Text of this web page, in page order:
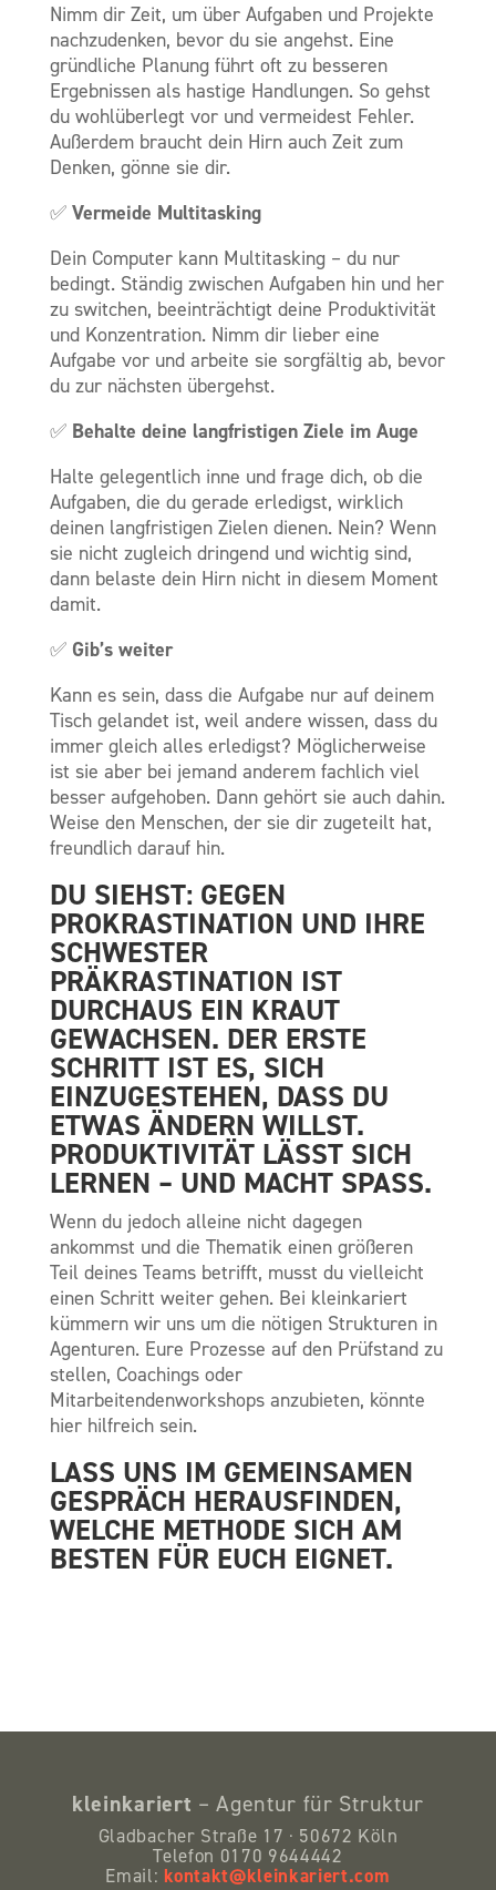
Nimm dir Zeit, um über Aufgaben und Projekte
nachzudenken, bevor du sie angehst. Eine
gründliche Planung führt oft zu besseren
Ergebnissen als hastige Handlungen. So gehst
du wohlüberlegt vor und vermeidest Fehler.
Außerdem braucht dein Hirn auch Zeit zum
Denken, gönne sie dir.
✅ Vermeide Multitasking
Dein Computer kann Multitasking – du nur
bedingt. Ständig zwischen Aufgaben hin und her
zu switchen, beeinträchtigt deine Produktivität
und Konzentration. Nimm dir lieber eine
Aufgabe vor und arbeite sie sorgfältig ab, bevor
du zur nächsten übergehst.
✅ Behalte deine langfristigen Ziele im Auge
Halte gelegentlich inne und frage dich, ob die
Aufgaben, die du gerade erledigst, wirklich
deinen langfristigen Zielen dienen. Nein? Wenn
sie nicht zugleich dringend und wichtig sind,
dann belaste dein Hirn nicht in diesem Moment
damit.
✅ Gib’s weiter
Kann es sein, dass die Aufgabe nur auf deinem
Tisch gelandet ist, weil andere wissen, dass du
immer gleich alles erledigst? Möglicherweise
ist sie aber bei jemand anderem fachlich viel
besser aufgehoben. Dann gehört sie auch dahin.
Weise den Menschen, der sie dir zugeteilt hat,
freundlich darauf hin.
DU SIEHST: GEGEN
PROKRASTINATION UND IHRE
SCHWESTER
PRÄKRASTINATION IST
DURCHAUS EIN KRAUT
GEWACHSEN. DER ERSTE
SCHRITT IST ES, SICH
EINZUGESTEHEN, DASS DU
ETWAS ÄNDERN WILLST.
PRODUKTIVITÄT LÄSST SICH
LERNEN – UND MACHT SPASS.
Wenn du jedoch alleine nicht dagegen
ankommst und die Thematik einen größeren
Teil deines Teams betrifft, musst du vielleicht
einen Schritt weiter gehen. Bei kleinkariert
kümmern wir uns um die nötigen Strukturen in
Agenturen. Eure Prozesse auf den Prüfstand zu
stellen, Coachings oder
Mitarbeitendenworkshops anzubieten, könnte
hier hilfreich sein.
LASS UNS IM GEMEINSAMEN
GESPRÄCH HERAUSFINDEN,
WELCHE METHODE SICH AM
BESTEN FÜR EUCH EIGNET.
kleinkariert – Agentur für Struktur
Gladbacher Straße 17 · 50672 Köln
Telefon 0170 9644442
Email: kontakt@kleinkariert.com